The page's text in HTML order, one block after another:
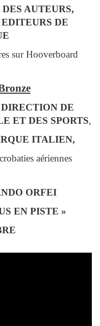
AUTEURS,
DE
sur Hooverboard
DE
ET DES SPORTS,
ITALIEN,
aériennes
ORFEI
EN PISTE »